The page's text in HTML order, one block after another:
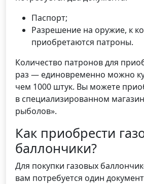
Паспорт;
Разрешение на оружие, к
приобретаются патроны.
Количество патронов для
раз — единовременно можно
чем 1000 штук. Вы можете
в специализированном
рыболов».
Как приобрести
баллончики?
Для покупки газовых
вам потребуется один